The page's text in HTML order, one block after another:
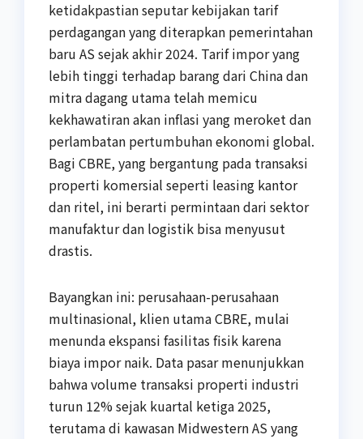
ketidakpastian seputar kebijakan tarif
perdagangan yang diterapkan pemerintahan
baru AS sejak akhir 2024. Tarif impor yang
lebih tinggi terhadap barang dari China dan
mitra dagang utama telah memicu
kekhawatiran akan inflasi yang meroket dan
perlambatan pertumbuhan ekonomi global.
Bagi CBRE, yang bergantung pada transaksi
properti komersial seperti leasing kantor
dan ritel, ini berarti permintaan dari sektor
manufaktur dan logistik bisa menyusut
drastis.
Bayangkan ini: perusahaan-perusahaan
multinasional, klien utama CBRE, mulai
menunda ekspansi fasilitas fisik karena
biaya impor naik. Data pasar menunjukkan
bahwa volume transaksi properti industri
turun 12% sejak kuartal ketiga 2025,
terutama di kawasan Midwestern AS yang